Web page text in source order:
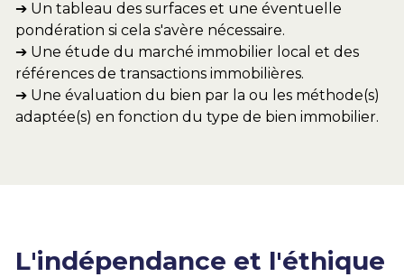
➔ Un tableau des surfaces et une éventuelle
pondération si cela s'avère nécessaire.
➔ Une étude du marché immobilier local et des
références de transactions immobilières.
➔ Une évaluation du bien par la ou les méthode(s)
adaptée(s) en fonction du type de bien immobilier.
L'indépendance et l'éthique